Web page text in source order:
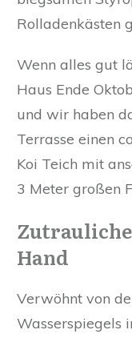
Rolladenkästen
Wenn alles gut
Haus Ende
und wir haben
Terrasse einen
Koi Teich mit
3 Meter großen
Zutrauliche
Hand
Verwöhnt von
Wasserspiegels